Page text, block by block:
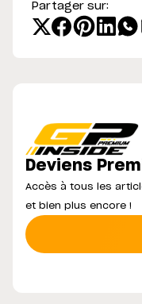
Partager sur:
Deviens
Accès à tous les
et bien plus encore !